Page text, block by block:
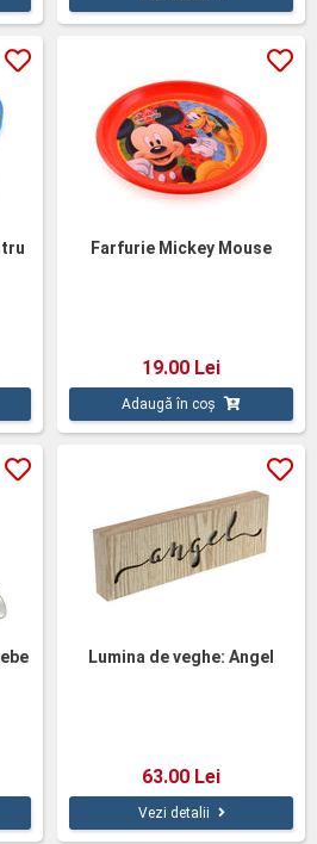
Farfurie Mickey Mouse
19.00 Lei
Adaugă în coș
Lumina de veghe: Angel
63.00 Lei
Vezi detalii